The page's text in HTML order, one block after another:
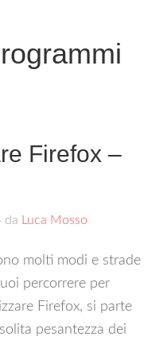
Firefox –
da Luca Mosso
molti modi e strade
percorrere per
Firefox, si parte
pesantezza dei